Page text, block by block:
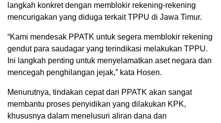
langkah konkret dengan memblokir rekening-rekening
mencurigakan yang diduga terkait TPPU di Jawa Timur.
“Kami mendesak PPATK untuk segera memblokir rekening
gendut para saudagar yang terindikasi melakukan TPPU.
Ini langkah penting untuk menyelamatkan aset negara dan
mencegah penghilangan jejak,” kata Hosen.
Menurutnya, tindakan cepat dari PPATK akan sangat
membantu proses penyidikan yang dilakukan KPK,
khususnya dalam menelusuri aliran dana dan